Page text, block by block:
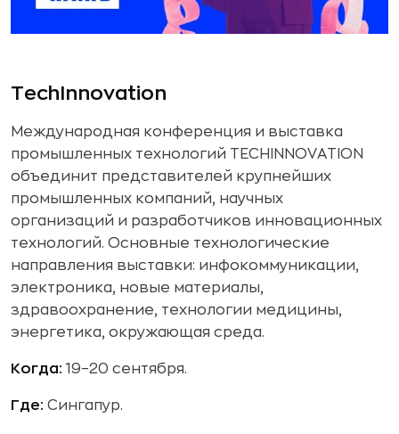
TechInnovation
Международная конференция и выставка
промышленных технологий TECHINNOVATION
объединит представителей крупнейших
промышленных компаний, научных
организаций и разработчиков инновационных
технологий. Основные технологические
направления выставки: инфокоммуникации,
электроника, новые материалы,
здравоохранение, технологии медицины,
энергетика, окружающая среда.
Когда: 19–20 сентября.
Где: Сингапур.